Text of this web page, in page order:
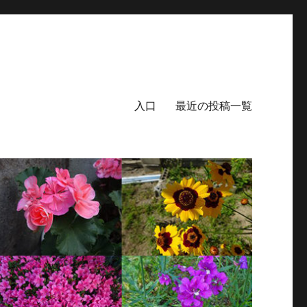
入口 最近の投稿一覧